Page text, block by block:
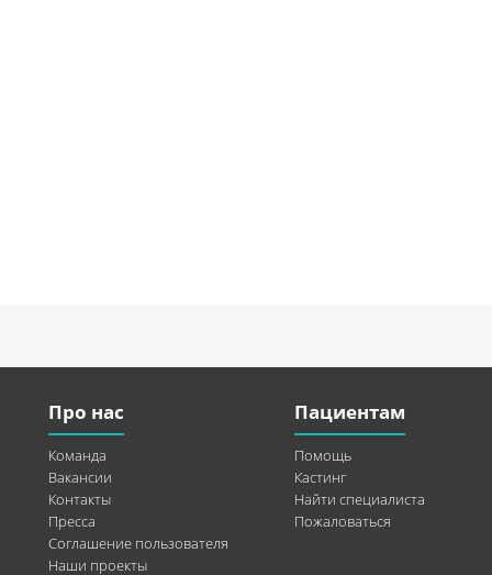
Про нас
Команда
Вакансии
Контакты
Пресса
Соглашение пользователя
Наши проекты
Пациентам
Помощь
Кастинг
Найти специалиста
Пожаловаться